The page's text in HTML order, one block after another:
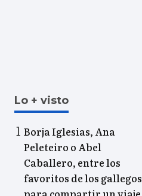
Lo + visto
Borja Iglesias, Ana
Peleteiro o Abel
Caballero, entre los
favoritos de los gallegos